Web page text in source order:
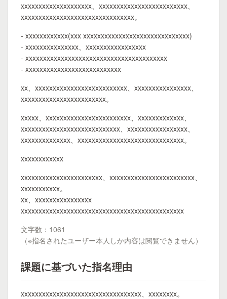
xxxxxxxxxxxxxxxxxxxx、xxxxxxxxxxxxxxxxxxxxxxxxx、
xxxxxxxxxxxxxxxxxxxxxxxxxxxxxxxx。
- xxxxxxxxxxxx(xxx xxxxxxxxxxxxxxxxxxxxxxxxxxxxxx)
- xxxxxxxxxxxxxxx、xxxxxxxxxxxxxxxxx
- xxxxxxxxxxxxxxxxxxxxxxxxxxxxxxxxxxxxxxxx
- xxxxxxxxxxxxxxxxxxxxxxxxxxx
xx、xxxxxxxxxxxxxxxxxxxxxxxxxx、xxxxxxxxxxxxxxxx、
xxxxxxxxxxxxxxxxxxxxxxxx。
xxxxx、xxxxxxxxxxxxxxxxxxxxxxxx、xxxxxxxxxxxxx、
xxxxxxxxxxxxxxxxxxxxxxxxxxxx、xxxxxxxxxxxxxxxxx、
xxxxxxxxxxxxxx、xxxxxxxxxxxxxxxxxxxxxxxxxxxxxx。
xxxxxxxxxxxx
xxxxxxxxxxxxxxxxxxxxxxx、xxxxxxxxxxxxxxxxxxxxxxxx、
xxxxxxxxxxx。
xx、xxxxxxxxxxxxxxxx
xxxxxxxxxxxxxxxxxxxxxxxxxxxxxxxxxxxxxxxxxxxxxx
文字数：1061
（※指名されたユーザー本人しか内容は閲覧できません）
課題に基づいた指名理由
xxxxxxxxxxxxxxxxxxxxxxxxxxxxxxxxxx、xxxxxxxx。